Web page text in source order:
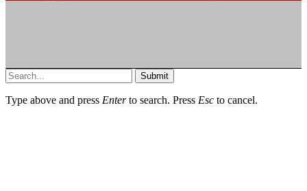
Submit
Type above and press Enterto search. Press Esc to cancel.